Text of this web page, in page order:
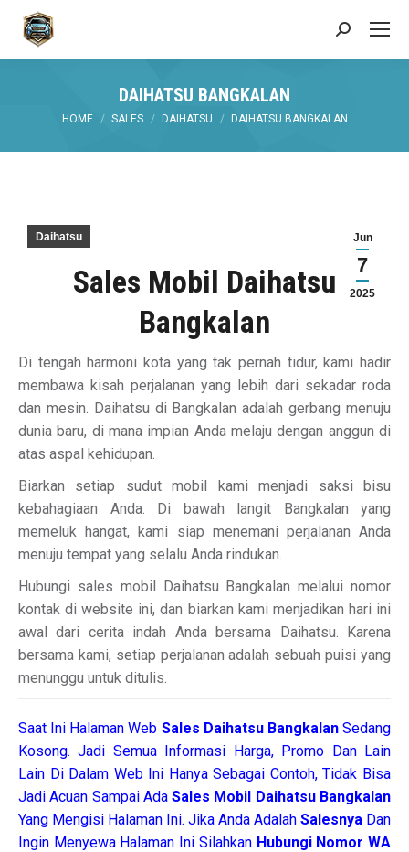
Search:
DAIHATSU BANGKALAN
You are here:
HOME SALES DAIHATSU DAIHATSU BANGKALAN
Jun
7
2025
Daihatsu
Sales Mobil Daihatsu
Bangkalan
Di tengah harmoni kota yang tak pernah tidur, kami hadir
membawa kisah perjalanan yang lebih dari sekadar roda
dan mesin. Daihatsu di Bangkalan adalah gerbang menuju
dunia baru, di mana impian Anda melaju dengan anggun di
atas aspal kehidupan.
Biarkan setiap sudut mobil kami menjadi saksi bisu
kebahagiaan Anda. Di bawah langit Bangkalan yang
memeluk hangat, kami siap menemani perjalanan Anda
menuju tempat yang selalu Anda rindukan.
Hubungi sales mobil Daihatsu Bangkalan melalui nomor
kontak di website ini, dan biarkan kami menjadikan hari ini
awal dari cerita indah Anda bersama Daihatsu. Karena
bersama kami, setiap perjalanan adalah sebuah puisi yang
menunggu untuk ditulis.
Saat Ini Halaman Web Sales Daihatsu BangkalanSedang
Kosong. Jadi Semua Informasi Harga, Promo Dan Lain
Lain Di Dalam Web Ini Hanya Sebagai Contoh, Tidak Bisa
Jadi Acuan Sampai AdaSales Mobil Daihatsu Bangkalan
Yang Mengisi Halaman Ini. Jika Anda Adalah Salesnya Dan
Ingin Menyewa Halaman Ini Silahkan Hubungi Nomor WA